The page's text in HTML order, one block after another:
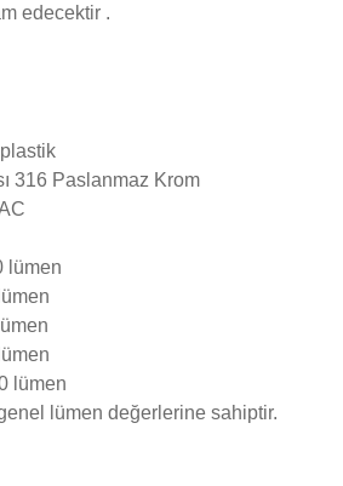
edecektir .
316 Paslanmaz Krom
lümen
lümen
lümen değerlerine sahiptir.